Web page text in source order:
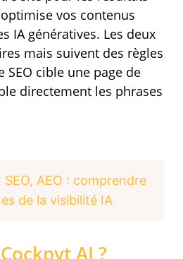
optimise vos contenus
IA génératives. Les deux
mais suivent des règles
SEO cible une page de
directement les phrases
SEO, AEO : comprendre
de la visibilité IA
AI ?